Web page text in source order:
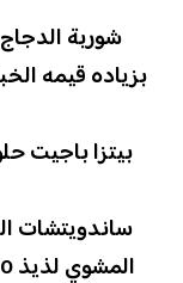
شوربة
بزياده قيمه
بيتزا باجيت
ساندويتشات